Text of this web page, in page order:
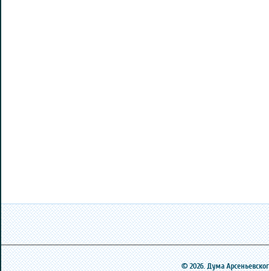
© 2026. Дума